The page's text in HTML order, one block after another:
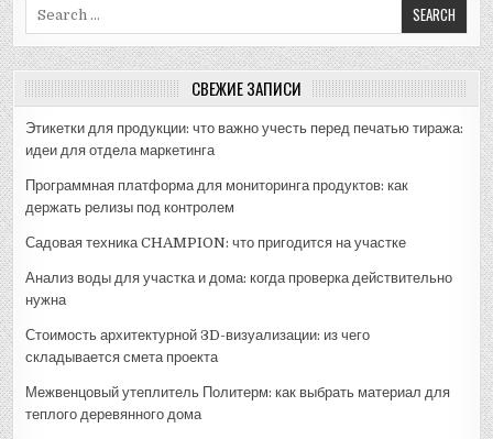
СВЕЖИЕ ЗАПИСИ
Этикетки для продукции: что важно учесть перед печатью тиража:
идеи для отдела маркетинга
Программная платформа для мониторинга продуктов: как
держать релизы под контролем
Садовая техника CHAMPION: что пригодится на участке
Анализ воды для участка и дома: когда проверка действительно
нужна
Стоимость архитектурной 3D-визуализации: из чего
складывается смета проекта
Межвенцовый утеплитель Политерм: как выбрать материал для
теплого деревянного дома